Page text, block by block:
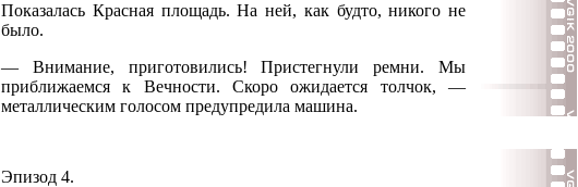
Показалась Красная площадь. На ней, как будто, никого не
было.
— Внимание, приготовились! Пристегнули ремни. Мы
приближаемся к Вечности. Скоро ожидается толчок, —
металлическим голосом предупредила машина.
Эпизод 4.